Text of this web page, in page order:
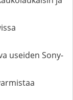
useiden Sony-